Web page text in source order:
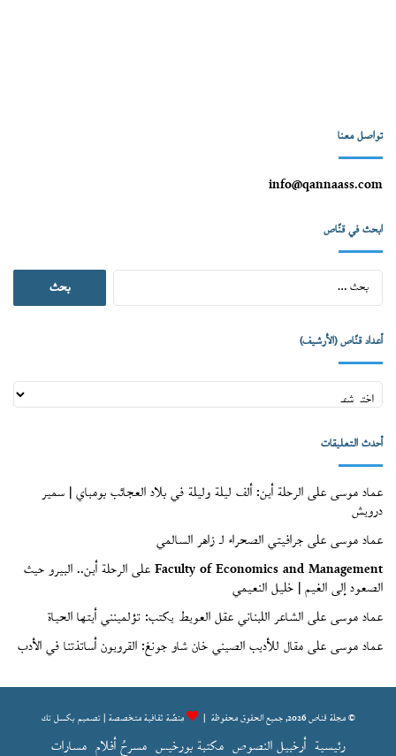
تواصل معنا
info@qannaass.com
ابحث في قنّاص
البحث
عن:
أعداد قنّاص (الأرشيف)
أعداد
قنّاص
أحدث التعليقات
عماد موسىعلىالرحلة أين: ألف ليلة وليلة في بلاد العجائب بومباي | سمير
درويش
عماد موسىعلىجرافيتي الصحراء لـ زاهر السالمي
Faculty of Economics and Managementعلىالرحلة أين.. البيرو حيث
الصعود إلى الغيم | خليل النعيمي
عماد موسىعلىالشاعر اللبناني عقل العويط يكتب: تؤلمينني أيتها الحياة
عماد موسىعلىمقال للأديب الصيني خان شاو جونغ: القرويون أساتذتنا في الأدب
© مجلة قناص 2026, جميع الحقوق محفوظة | مِنصّة ثقافية متخصصة | تصميمبكسل تك
رئيسية أرخبيل النصوص مكتبة بورخيس مسرحُ أفلام مسارات